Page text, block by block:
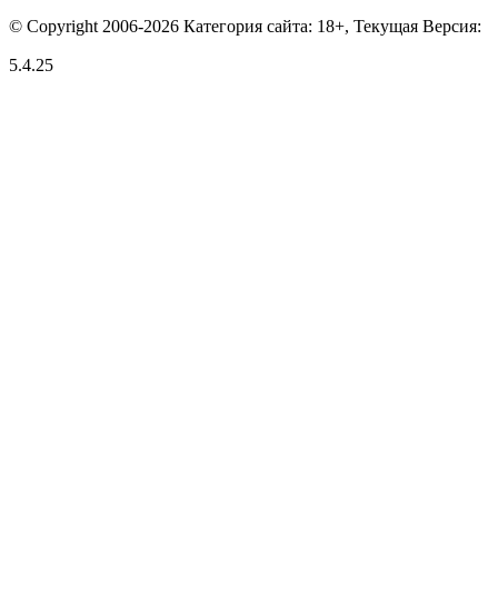
© Copyright 2006-2026 Категория сайта: 18+, Текущая Версия:
5.4.25